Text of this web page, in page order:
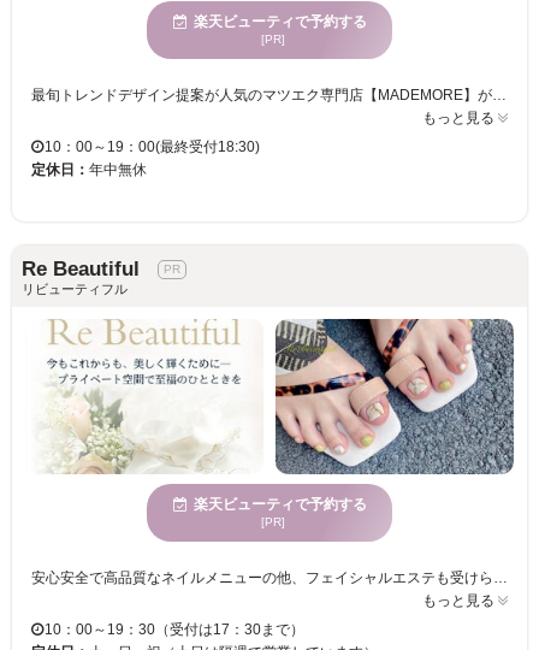
楽天ビューティで予約する
[PR]
もっと見る
10：00～19：00(最終受付18:30)
定休日： 年中無休
Re Beautiful
リビューティフル
楽天ビューティで予約する
[PR]
安心安全で高品質なネイルメニューの他、フェイシャルエステも受けられるビューティーサロン☆はじめての方でも緊張せずにゆったり過ごせる、アットホームな雰囲気が魅力のプライベートサロンです♪ 丁寧なカウンセリング＆高技術で、シンプル派にぴったりの上品でオシャレなネイルや、立体感のあるデザイン、グラデーション、ストーンでさりげなく華やかさをプラスしたりと、派手過ぎない大人ネイルで、あなたの指先を美しく仕上げてくれる☆忙しい方にオススメ☆ネイルとエステが同時にできるメニューあり◎ 普段使いのデザインから特別な日のネイルまで幅広く対応可能！ハンドもフットも思いのまま☆理想のネイルが叶う♪あなたも是非、『Re Beautiful』で、指先のオシャレを楽しみませんか？ ホームページは【リ・ビューティフル姫路】で検索☆ ネイルギャラリーはインスタもCHECK!
もっと見る
10：00～19：30（受付は17：30まで）